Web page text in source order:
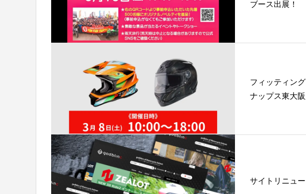
FULL-FACE SPORTS-JET
ブース出展！
フィッティン
ナップス東大
サイトリニュ